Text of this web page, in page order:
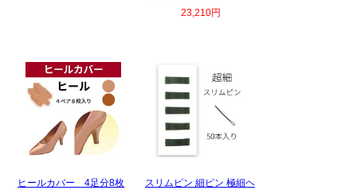
23,210円
ヒールカバー 4足分8枚
スリムピン 細ピン 極細ヘ